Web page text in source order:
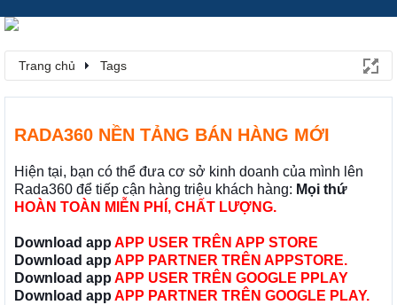
Trang chủ Tags
RADA360 NỀN TẢNG BÁN HÀNG MỚI
Hiện tại, bạn có thể đưa cơ sở kinh doanh của mình lên
Rada360 để tiếp cận hàng triệu khách hàng: Mọi thứ
HOÀN TOÀN MIỄN PHÍ, CHẤT LƯỢNG.
Download app APP USER TRÊN APP STORE
Download app APP PARTNER TRÊN APPSTORE.
Download app APP USER TRÊN GOOGLE PPLAY
Download app APP PARTNER TRÊN GOOGLE PLAY.